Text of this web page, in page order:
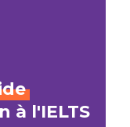
à l'IELTS